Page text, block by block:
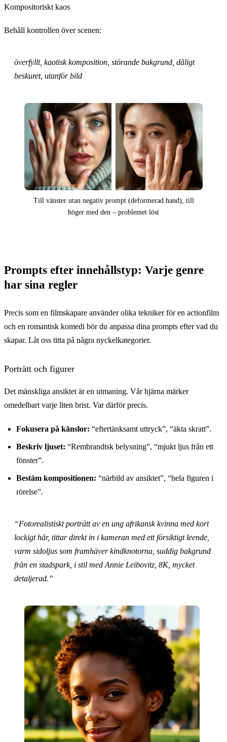
Kompositoriskt kaos
Behåll kontrollen över scenen:
överfyllt, kaotisk komposition, störande bakgrund, dåligt
beskuret, utanför bild
Till vänster utan negativ prompt (deformerad hand), till
höger med den – problemet löst
Prompts efter innehållstyp: Varje genre
har sina regler
Precis som en filmskapare använder olika tekniker för en actionfilm
och en romantisk komedi bör du anpassa dina prompts efter vad du
skapar. Låt oss titta på några nyckelkategorier.
Porträtt och figurer
Det mänskliga ansiktet är en utmaning. Vår hjärna märker
omedelbart varje liten brist. Var därför precis.
Fokusera på känslor: “eftertänksamt uttryck”, “äkta skratt”.
Beskriv ljuset: “Rembrandtsk belysning”, “mjukt ljus från ett
fönster”.
Bestäm kompositionen: “närbild av ansiktet”, “hela figuren i
rörelse”.
“Fotorealistiskt porträtt av en ung afrikansk kvinna med kort
lockigt hår, tittar direkt in i kameran med ett försiktigt leende,
varm sidoljus som framhäver kindknotorna, suddig bakgrund
från en stadspark, i stil med Annie Leibovitz, 8K, mycket
detaljerad.”